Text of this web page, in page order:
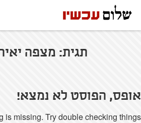
תגית: מצפה
אופס, הפוסט לא נמצא!
is missing. Try double checking things.